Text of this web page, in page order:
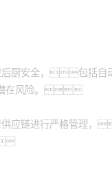
厨安全，包括自
在风险。
应链进行严格管理，